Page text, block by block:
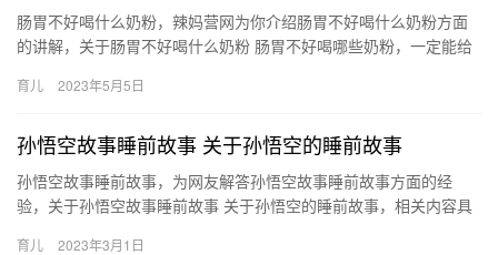
肠胃不好喝什么奶粉，辣妈营网为你介绍肠胃不好喝什么奶粉方面
的讲解，关于肠胃不好喝什么奶粉 肠胃不好喝哪些奶粉，一定能给
胃…
育儿 2023年5月5日
孙悟空故事睡前故事 关于孙悟空的睡前故事
孙悟空故事睡前故事，为网友解答孙悟空故事睡前故事方面的经
验，关于孙悟空故事睡前故事 关于孙悟空的睡前故事，相关内容具
育儿 2023年3月1日